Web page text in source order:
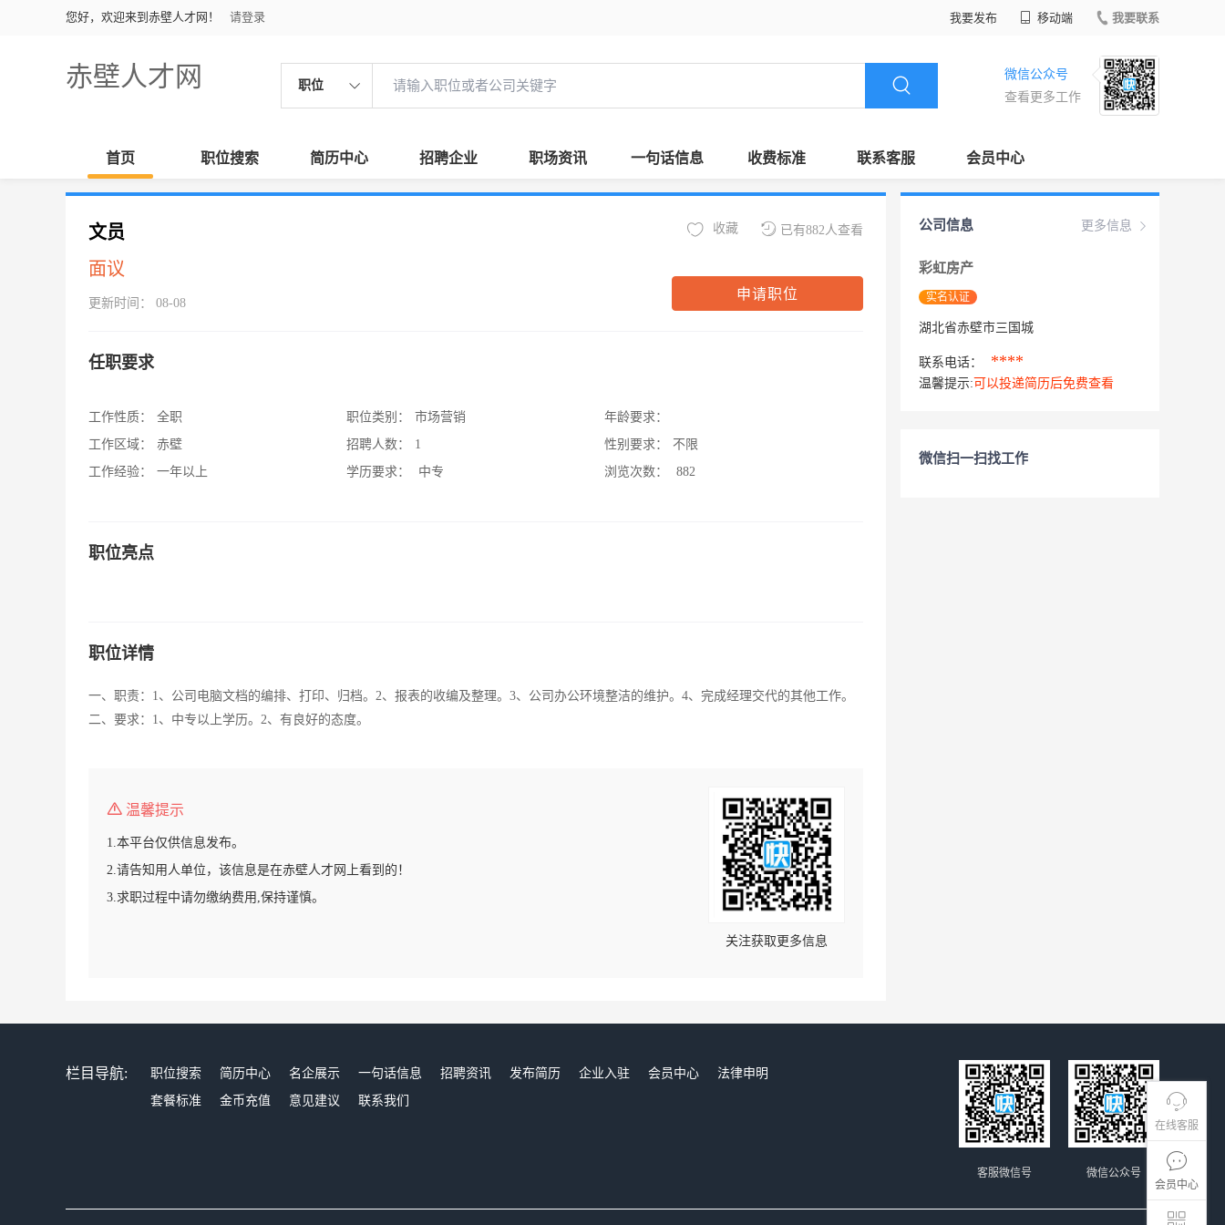
您好，欢迎来到赤壁人才网！ 请登录 我要发布 移动端 我要联系
赤壁人才网 职位
微信公众号
查看更多工作
首页 职位搜索 简历中心 招聘企业 职场资讯 一句话信息 收费标准 联系客服 会员中心
在线客服
会员中心
文员
面议
更新时间： 08-08
已有882人查看
收藏
申请职位
任职要求
工作性质：
全职
工作区域：
赤壁
工作经验：
一年以上
职位类别：
市场营销
招聘人数：
1
学历要求：
中专
年龄要求：
性别要求：
不限
浏览次数：
882
职位亮点
职位详情
一、职责：1、公司电脑文档的编排、打印、归档。2、报表的收编及整理。3、公司办公环境整洁的维护。4、完成经理交代的其他工作。
二、要求：1、中专以上学历。2、有良好的态度。
温馨提示
1.本平台仅供信息发布。
2.请告知用人单位，该信息是在赤壁人才网上看到的！
3.求职过程中请勿缴纳费用,保持谨慎。
关注获取更多信息
更多信息
公司信息
彩虹房产
实名认证
湖北省赤壁市三国城
联系电话： ****
温馨提示: 可以投递简历后免费查看
微信扫一扫找工作
栏目导航: 职位搜索 简历中心 名企展示 一句话信息 招聘资讯 发布简历 企业入驻 会员中心
法律申明
套餐标准
金币充值 意见建议 联系我们
微信公众号
客服微信号